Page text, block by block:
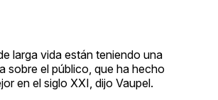
larga vida están teniendo una
sobre el público, que ha hecho
en el siglo XXI, dijo Vaupel.